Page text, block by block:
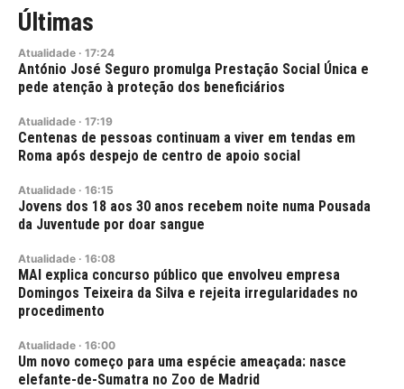
Últimas
Atualidade · 17:24
António José Seguro promulga Prestação Social Única e
pede atenção à proteção dos beneficiários
Atualidade · 17:19
Centenas de pessoas continuam a viver em tendas em
Roma após despejo de centro de apoio social
Atualidade · 16:15
Jovens dos 18 aos 30 anos recebem noite numa Pousada
da Juventude por doar sangue
Atualidade · 16:08
MAI explica concurso público que envolveu empresa
Domingos Teixeira da Silva e rejeita irregularidades no
procedimento
Atualidade · 16:00
Um novo começo para uma espécie ameaçada: nasce
elefante-de-Sumatra no Zoo de Madrid